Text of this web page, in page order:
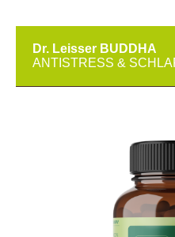
Dr. Leisser BUDDHA
ANTISTRESS &